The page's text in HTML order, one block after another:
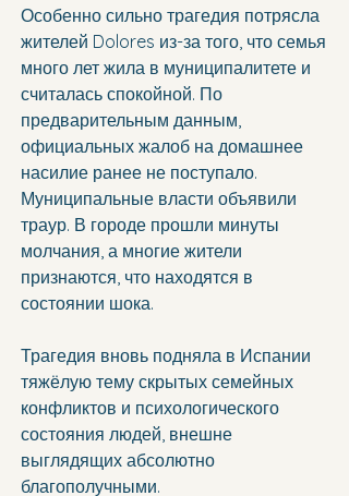
Особенно сильно трагедия потрясла
жителей Dolores из-за того, что семья
много лет жила в муниципалитете и
считалась спокойной. По
предварительным данным,
официальных жалоб на домашнее
насилие ранее не поступало.
Муниципальные власти объявили
траур. В городе прошли минуты
молчания, а многие жители
признаются, что находятся в
состоянии шока.
Трагедия вновь подняла в Испании
тяжёлую тему скрытых семейных
конфликтов и психологического
состояния людей, внешне
выглядящих абсолютно
благополучными.